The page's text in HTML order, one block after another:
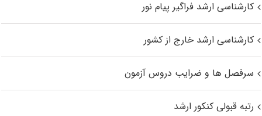
کارشناسی ارشد فراگیر پیام نور
کارشناسی ارشد خارج از کشور
سرفصل ها و ضرایب دروس آزمون
رتبه قبولی کنکور ارشد